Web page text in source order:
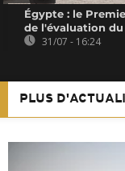
Égypte : le
de l'évaluation du
31/07 - 16:24
PLUS